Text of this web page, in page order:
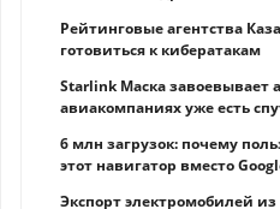
Рейтинговые агентства
готовиться к кибератакам
Starlink Маска завоевывает
авиакомпаниях уже есть
6 млн загрузок: почему
этот навигатор вместо
Экспорт электромобилей